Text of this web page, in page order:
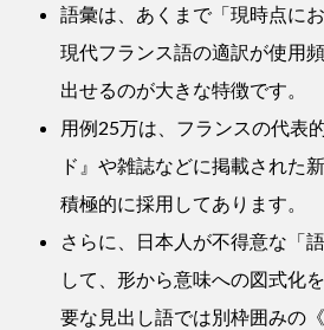
語彙は、あくまで「現時点に
現代フランス語の適訳が使用
出せるのが大きな特徴です。
用例25万は、フランスの代表
ド』や雑誌などに掲載された
積極的に採用してあります。
さらに、日本人が不得意な「
して、形から意味への図式化
要な見出し語では別枠囲みの